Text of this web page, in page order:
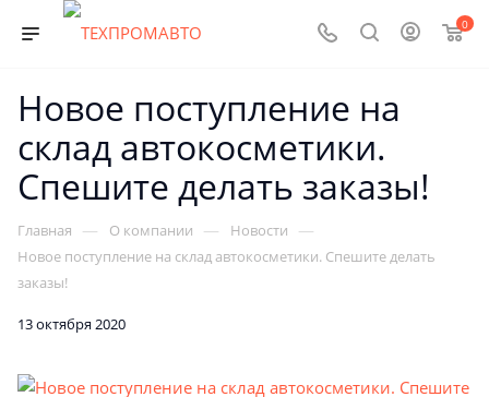
0
Новое поступление на
склад автокосметики.
Спешите делать заказы!
Главная — О компании — Новости —
Новое поступление на склад автокосметики. Спешите делать
заказы!
13 октября 2020